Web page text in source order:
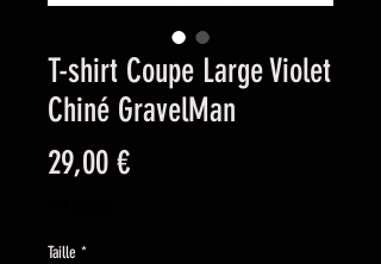
T-shirt Coupe Large Violet
Chiné GravelMan
29,00 €Prix
Taille *